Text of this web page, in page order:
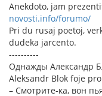
Anekdoto, jam
novosti.info/forumo/
Pri du rusaj poetoj,
dudeka jarcento.
----------
Однажды Александр
Aleksandr Blok foje
– Смотрите-ка, вон